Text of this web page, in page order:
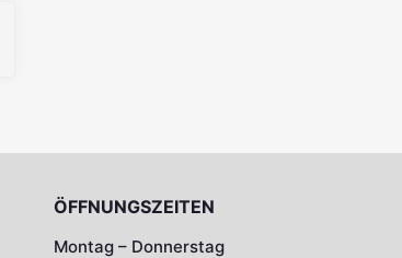
ÖFFNUNGSZEITEN
Montag – Donnerstag